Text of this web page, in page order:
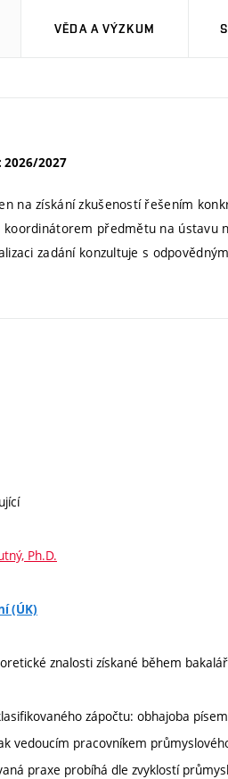
VĚDA A VÝZKUM
2026/2027
na získání zkušeností řešením
předmětu na ústavu
zadání konzultuje s
Ph.D.
(ÚK)
znalosti získané během
zápočtu: obhajoba
vedoucím pracovníkem
praxe probíhá dle zvyklostí